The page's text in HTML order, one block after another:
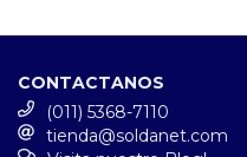
CONTACTANOS
(011) 5368-7110
tienda@soldanet.com